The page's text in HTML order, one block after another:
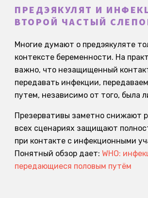
ПРЕДЭЯКУЛЯТ И
ВТОРОЙ ЧАСТЫЙ
Многие думают о предэякуляте
контексте беременности. На
важно, что незащищенный
передавать инфекции,
путем, независимо от того, была
Презервативы заметно снижают
всех сценариях защищают
при контакте с инфекционными
Понятный обзор дает: WHO:
передающиеся половым путём